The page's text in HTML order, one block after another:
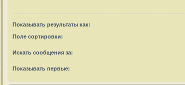
Показывать результаты как:
Поле сортировки:
Искать сообщения за:
Показывать первые: